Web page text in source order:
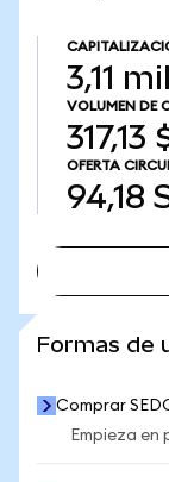
3,11
VOLUMEN DE
317,13
OFERTA
94,18
Formas de
Comprar
Empieza en